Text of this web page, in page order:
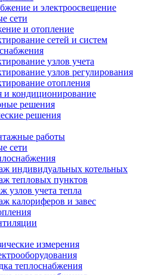
и электроосвещение
сети
и отопление
сетей и систем
узлов учета
узлов регулирования
отопления
и кондиционирование
решения
решения
работы
сети
индивидуальных котельных
тепловых пунктов
узлов учета тепла
калориферов и завес
измерения
теплоснабжения